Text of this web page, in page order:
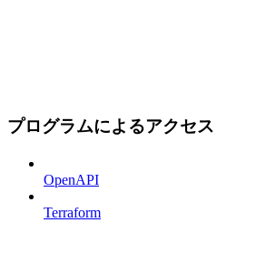
プログラムによるアクセス
OpenAPI
Terraform